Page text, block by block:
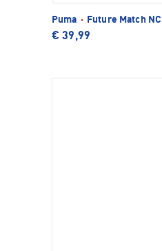
Puma · Future Match
€ 39,99